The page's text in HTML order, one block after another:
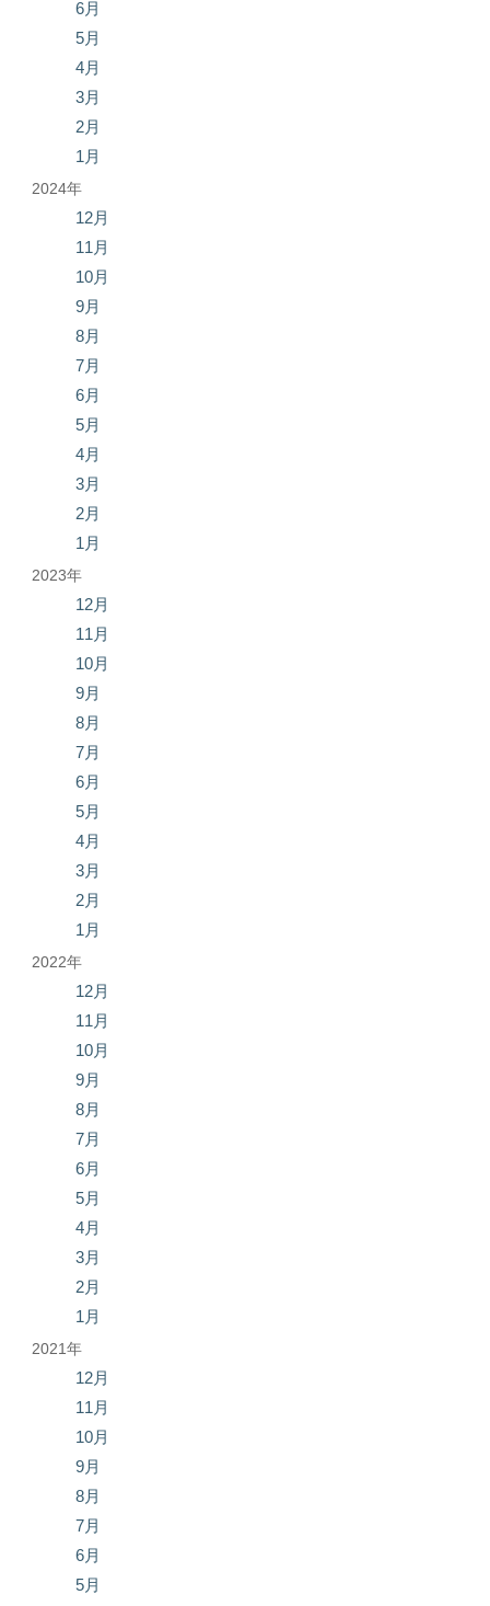
6月
5月
4月
3月
2月
1月
2024年
12月
11月
10月
9月
8月
7月
6月
5月
4月
3月
2月
1月
2023年
12月
11月
10月
9月
8月
7月
6月
5月
4月
3月
2月
1月
2022年
12月
11月
10月
9月
8月
7月
6月
5月
4月
3月
2月
1月
2021年
12月
11月
10月
9月
8月
7月
6月
5月